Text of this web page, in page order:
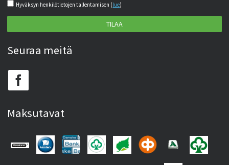
Hyväksyn henkilötietojen tallentamisen (lue)
TILAA
Seuraa meitä
Maksutavat